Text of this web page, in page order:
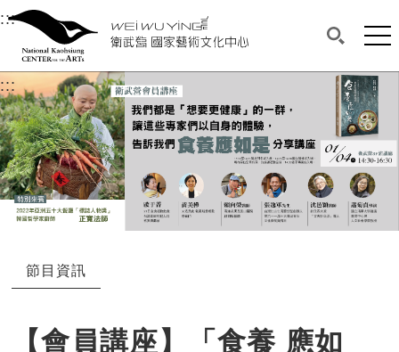
衛武營國家藝術文化中心
中央內容區塊，為本頁主要內容區。
:::選單連結區塊，此區塊列有本網站主要連結。
衛武營國家藝術文化中心
搜尋(開
網
:::中央內容區塊，為本頁主要內容區。
節目資訊
【會員講座】「食養 應如